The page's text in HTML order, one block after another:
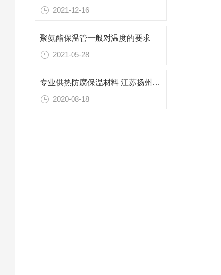
2021-12-16
聚氨酯保温管一般对温度的要求
2021-05-28
专业供热防腐保温材料 江苏扬州聚氨酯保温管生产厂家
2020-08-18